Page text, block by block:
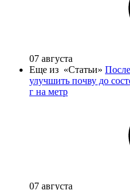
07 августа
Еще из «Статьи»
улучшить почву до
г на метр
07 августа